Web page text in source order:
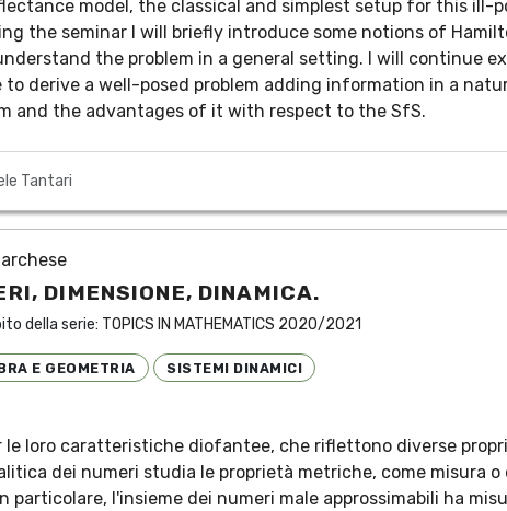
model, the classical and simplest setup for this ill-
the seminar I will briefly introduce some notions of
the problem in a general setting. I will continue
to derive a well-posed problem adding information in a
and the advantages of it with respect to the SfS.
Tantari
DIMENSIONE, DINAMICA.
della serie: TOPICS IN MATHEMATICS 2020/2021
E GEOMETRIA SISTEMI DINAMICI
le loro caratteristiche diofantee, che riflettono diverse
dei numeri studia le proprietà metriche, come misura
l'insieme dei numeri male approssimabili ha